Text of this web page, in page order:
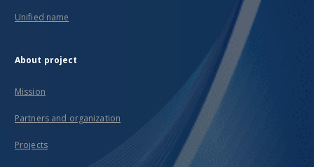
Unified name
About project
Mission
Partners and organization
Projects